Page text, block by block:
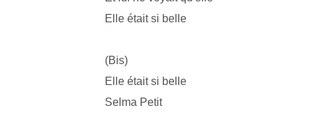
Elle était si belle
(Bis)
Elle était si belle
Selma Petit